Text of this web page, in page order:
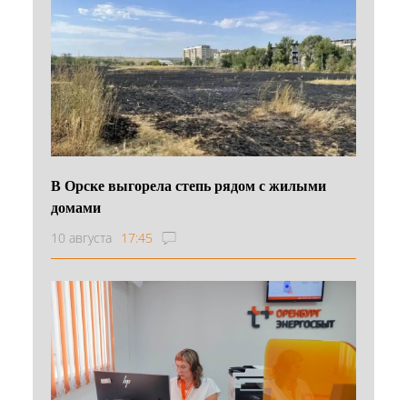
В Орске выгорела степь рядом с жилыми
домами
10 августа 17:45